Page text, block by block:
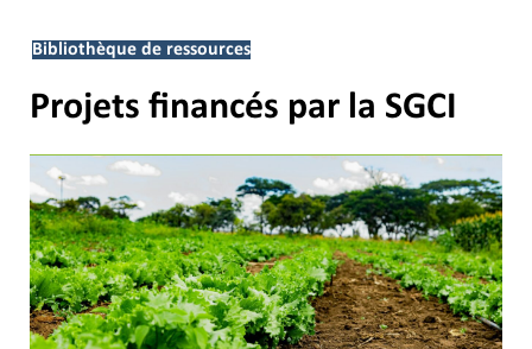
Bibliothèque de ressources
Projets financés par la SGCI